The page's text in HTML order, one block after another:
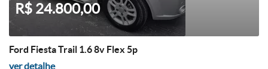
R$ 24.800,00
Ford Fiesta Trail 1.6 8v Flex 5p
ver detalhe